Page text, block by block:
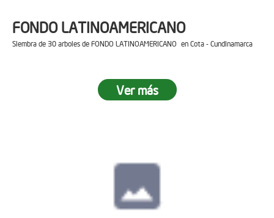
FONDO LATINOAMERICANO
Siembra de 30 arboles de FONDO LATINOAMERICANO en Cota - Cundinamarca
Ver más